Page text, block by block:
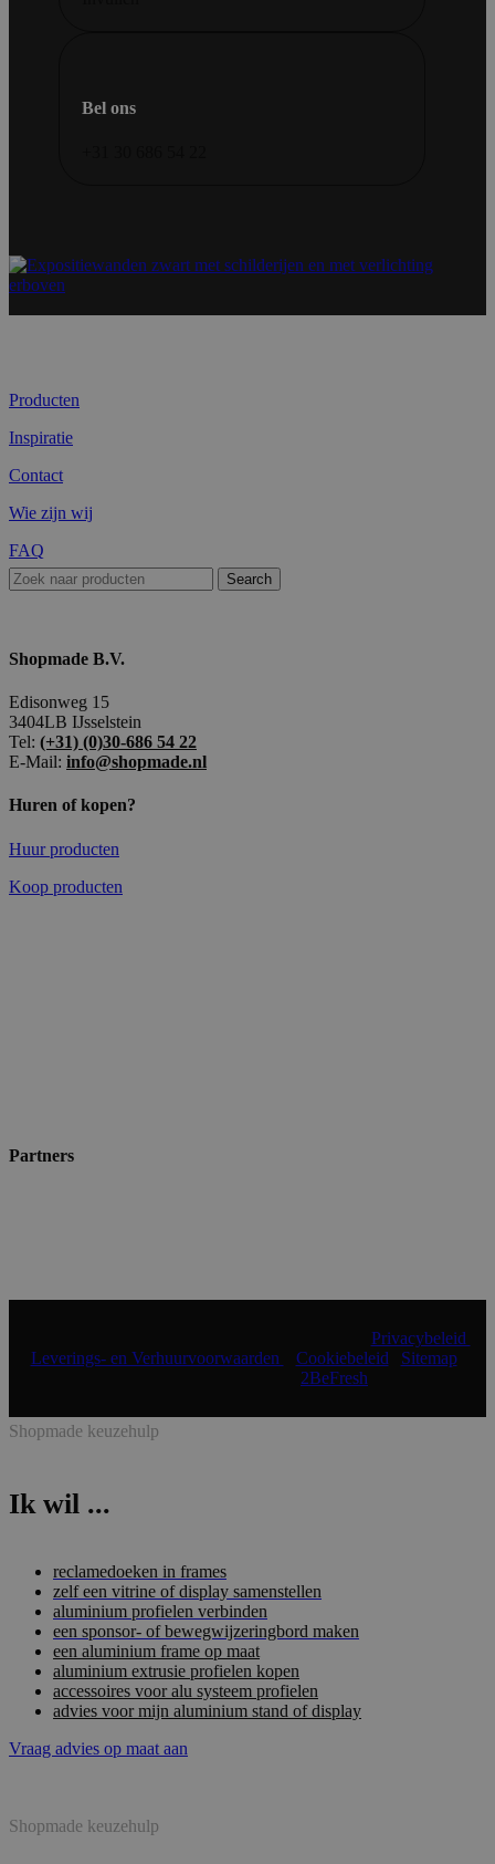
Bel ons
Producten
Inspiratie
Contact
Wie zijn wij
FAQ
Search
Shopmade B.V.
Edisonweg 15
3404LB IJsselstein
Tel: (+31) (0)30-686 54 22
E-Mail: info@shopmade.nl
Huren of kopen?
Huur producten
Koop producten
Partners
Privacybeleid
Leverings- en Verhuurvoorwaarden
Cookiebeleid Sitemap|
2BeFresh
Shopmade keuzehulp
Ik wil ...
reclamedoeken in frames
zelf een vitrine of display samenstellen
aluminium profielen verbinden
een sponsor- of bewegwijzeringbord maken
een aluminium frame op maat
aluminium extrusie profielen kopen
accessoires voor alu systeem profielen
advies voor mijn aluminium stand of display
Vraag advies op maat aan
Shopmade keuzehulp